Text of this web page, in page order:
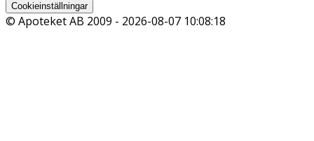
Cookieinställningar
© Apoteket AB 2009 - 2026-08-07 10:08:18